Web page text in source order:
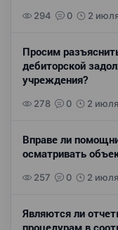
294 0 2
Просим
дебиторской
учреждения?
278 0 2
Вправе ли
осматривать
257 0 2
Являются ли